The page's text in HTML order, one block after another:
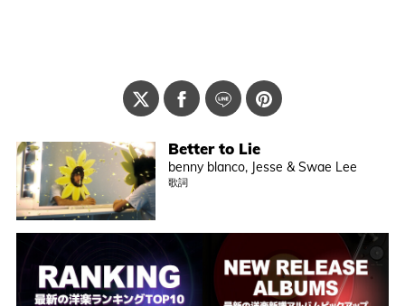
Better to Lie
benny blanco, Jesse & Swae Lee
歌詞